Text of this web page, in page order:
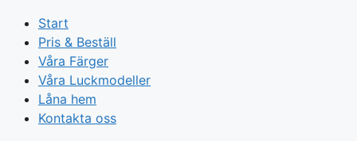
Start
Pris & Beställ
Våra Färger
Våra Luckmodeller
Låna hem
Kontakta oss